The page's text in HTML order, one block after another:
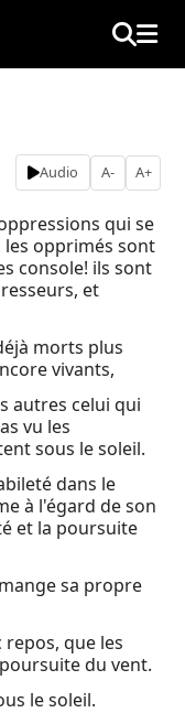
Audio A- A+
qui se
les opprimés sont
console! ils sont
et
morts plus
vivants,
autres celui qui
vu les
sous le soleil.
dans le
à l'égard de son
et la poursuite
sa propre
que les
du vent.
le soleil.